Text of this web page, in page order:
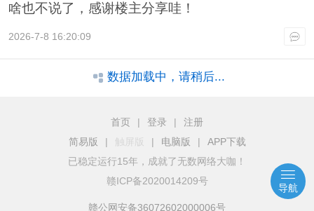
啥也不说了，感谢楼主分享哇！
2026-7-8 16:20:09
数据加载中，请稍后...
首页 | 登录 |
注册
简易版
| 触屏版 | 电脑版 |
APP下载
已稳定运行15年，成就了无数网络大咖！
赣ICP备2020014209号
赣公网安备36072602000006号
导航